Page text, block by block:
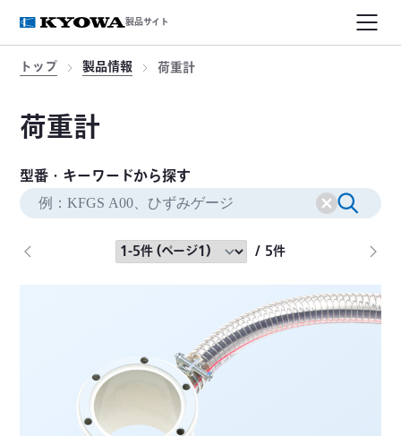
製品サイト
トップ 製品情報 荷重計
荷重計
型番・キーワードから探す
/ 5件